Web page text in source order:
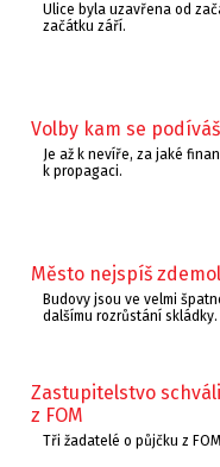
Ulice byla uzavřena od
začátku září.
Volby kam se podíváš
Je až k nevíře, za jaké
k propagaci.
Město nejspíš
Budovy jsou ve velmi
dalšímu rozrůstání skládky.
Zastupitelstvo
z FOM
Tři žadatelé o půjčku z